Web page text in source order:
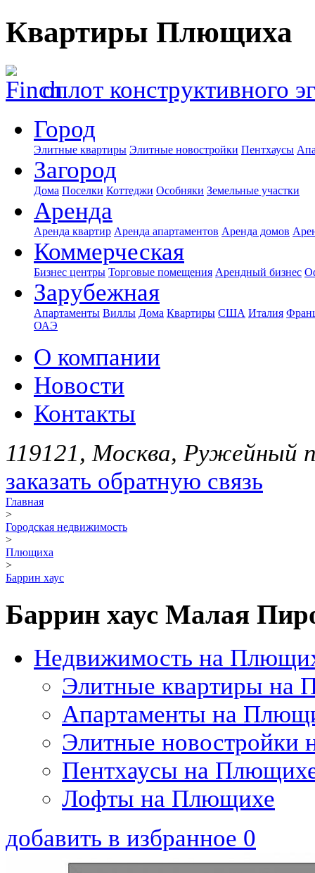
Квартиры Плющиха
оплот конструктивного
Город
Элитные квартиры Элитные новостройки Пентхаусы
Загород
Дома Поселки Коттеджи Особняки Земельные участки
Аренда
Аренда квартир Аренда апартаментов Аренда домов
Коммерческая
Бизнес центры Торговые помещения Арендный бизнес
Зарубежная
Апартаменты Виллы Дома Квартиры США Италия
ОАЭ
О компании
Новости
Контакты
119121, Москва, Ружейный
заказать обратную связь
Главная
>
Городская недвижимость
>
Плющиха
>
Баррин хаус
Баррин хаус Малая
Недвижимость на
Элитные квартиры на
Апартаменты на
Элитные
Пентхаусы на
Лофты на Плющихе
добавить в избранное 0